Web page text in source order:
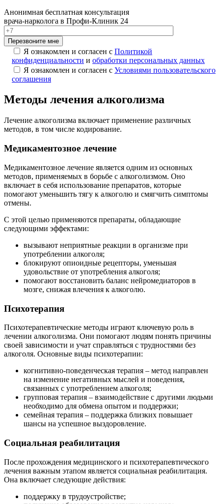
Анонимная бесплатная консультация
врача-нарколога в Профи-Клиник 24
Перезвоните мне
Я ознакомлен и согласен с Политикой
конфиденциальности и обработки персональных данных
Я ознакомлен и согласен с Условиями пользовательского
соглашения
Методы лечения алкоголизма
Лечение алкоголизма включает применение различных
методов, в том числе кодирование.
Медикаментозное лечение
Медикаментозное лечение является одним из основных
методов, применяемых в борьбе с алкоголизмом. Оно
включает в себя использование препаратов, которые
помогают уменьшить тягу к алкоголю и смягчить симптомы
отмены.
С этой целью применяются препараты, обладающие
следующими эффектами:
вызывают неприятные реакции в организме при
употреблении алкоголя;
блокируют опиоидные рецепторы, уменьшая
удовольствие от употребления алкоголя;
помогают восстановить баланс нейромедиаторов в
мозге, снижая влечения к алкоголю.
Психотерапия
Психотерапевтические методы играют ключевую роль в
лечении алкоголизма. Они помогают людям понять причины
своей зависимости и учат справляться с трудностями без
алкоголя. Основные виды психотерапии:
когнитивно-поведенческая терапия – метод направлен
на изменение негативных мыслей и поведения,
связанных с употреблением алкоголя;
групповая терапия – взаимодействие с другими людьми
необходимо для обмена опытом и поддержки;
семейная терапия – поддержка близких повышает
шансы на успешное выздоровление.
Социальная реабилитация
После прохождения медицинского и психотерапевтического
лечения важным этапом является социальная реабилитация.
Она включает следующие действия:
поддержку в трудоустройстве;